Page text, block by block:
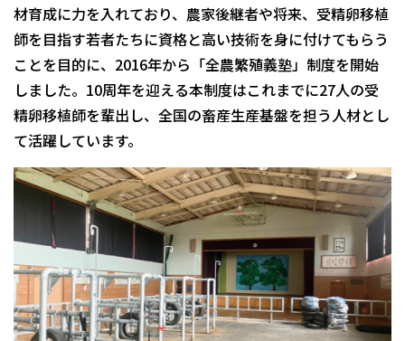
材育成に力を入れており、農家後継者や将来、受精卵移植
師を目指す若者たちに資格と高い技術を身に付けてもらう
ことを目的に、2016年から「全農繁殖義塾」制度を開始
しました。10周年を迎える本制度はこれまでに27人の受
精卵移植師を輩出し、全国の畜産生産基盤を担う人材とし
て活躍しています。